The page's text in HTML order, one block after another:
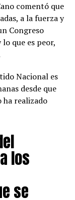
comentó que
a la fuerza y
Congreso
que es peor,
Nacional es
desde que
ha realizado
los
se